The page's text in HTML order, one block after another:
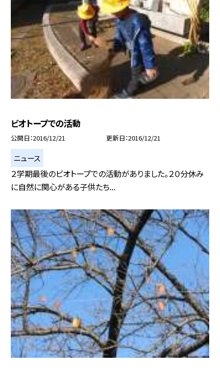
ビオトープでの活動
公開日 2016/12/21 更新日 2016/12/21
ニュース
２学期最後のビオトープでの活動がありました。２０分休み
に自然に関心がある子供たち...